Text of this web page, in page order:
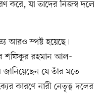
যা তাদের নিজস্ব দলে
আরও স্পষ্ট হয়েছে।
শফিকুর রহমান আল-
জানিয়েছেন যে তাঁর মতে
কারণে নারী নেতৃত্ব দলের